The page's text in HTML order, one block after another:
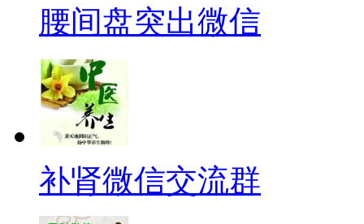
腰间盘突出微信
补肾微信交流群